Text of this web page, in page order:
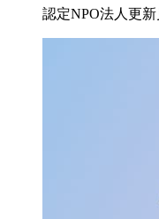
認定NPO法人更